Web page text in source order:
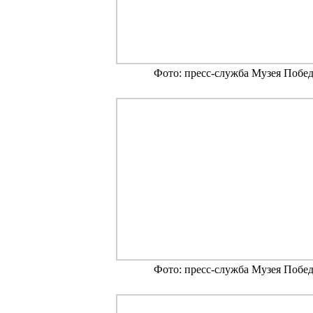
Фото: пресс-служба Музея
Фото: пресс-служба Музея